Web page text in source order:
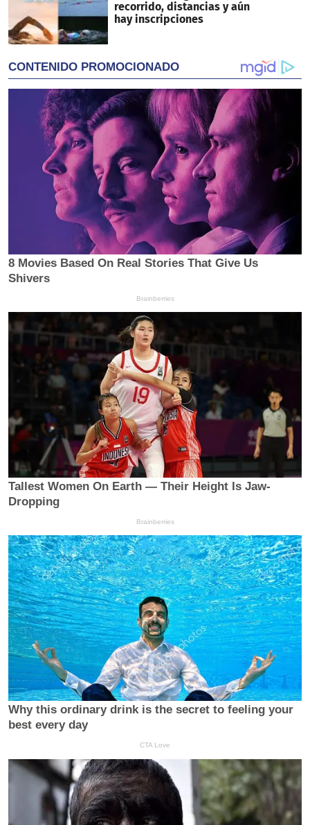
recorrido, distancias y aún
hay inscripciones